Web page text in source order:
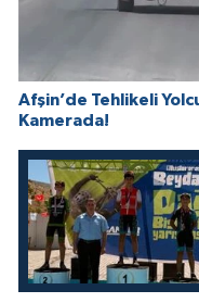
Afşin’de Tehlikeli
Kamerada!